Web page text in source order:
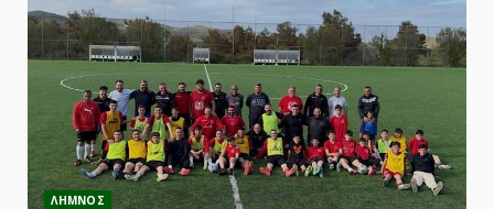
ΛΗΜΝΟΣ